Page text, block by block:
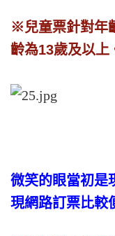
※兒童票針對年
齡為13歲及以上
微笑的眼當初是
現網路訂票比較